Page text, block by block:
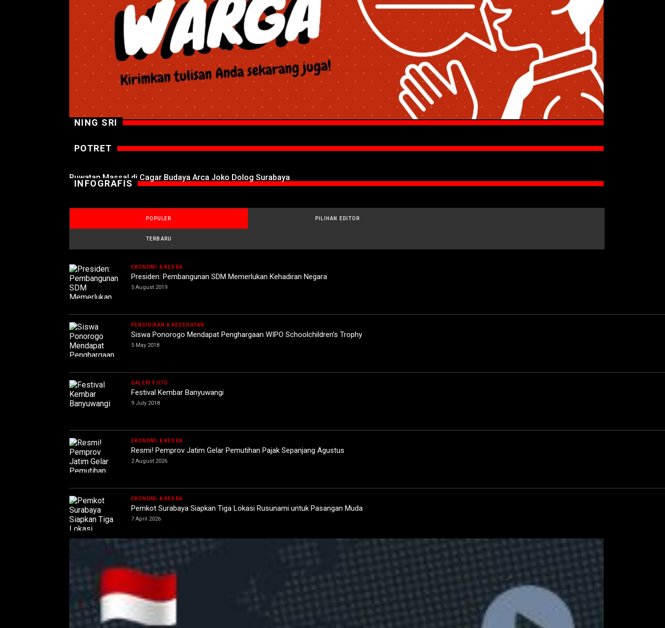
NING SRI
POTRET
Ruwatan Massal di Cagar Budaya Arca Joko Dolog Surabaya
INFOGRAFIS
POPULER PILIHAN EDITOR
TERBARU
EKONOMI & KESRA
Presiden: Pembangunan SDM Memerlukan Kehadiran Negara
5 August 2019
PENDIDIKAN & KESEHATAN
Siswa Ponorogo Mendapat Penghargaan WIPO Schoolchildren’s Trophy
5 May 2018
GALERI FOTO
Festival Kembar Banyuwangi
9 July 2018
EKONOMI & KESRA
Resmi! Pemprov Jatim Gelar Pemutihan Pajak Sepanjang Agustus
2 August 2026
EKONOMI & KESRA
Pemkot Surabaya Siapkan Tiga Lokasi Rusunami untuk Pasangan Muda
7 April 2026